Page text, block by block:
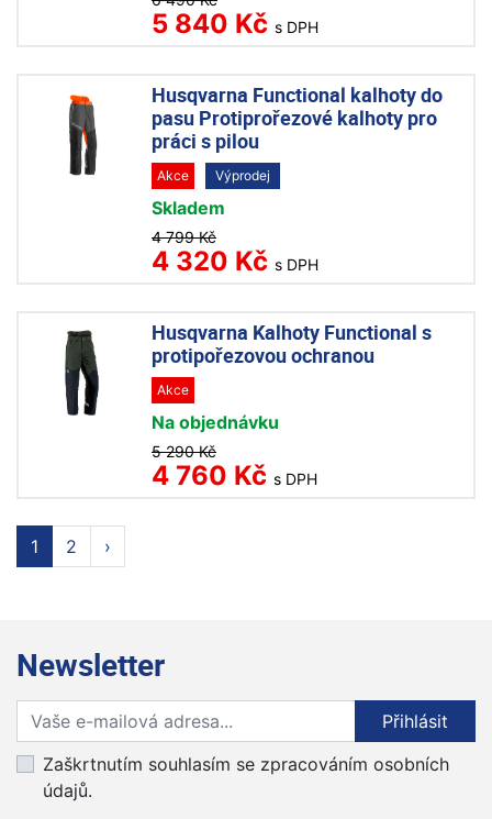
5 840 Kč s DPH
Husqvarna Functional kalhoty do
pasu Protiprořezové kalhoty pro
práci s pilou
Akce Výprodej
Skladem
4 799 Kč
4 320 Kč s DPH
Husqvarna Kalhoty Functional s
protipořezovou ochranou
Akce
Na objednávku
5 290 Kč
4 760 Kč s DPH
1 2 ›
Newsletter
Přihlaste se k odběru novinek
Přihlásit
Zaškrtnutím souhlasím se zpracováním osobních
údajů.